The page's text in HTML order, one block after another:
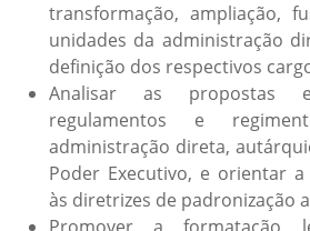
transformação, ampliação,
unidades da administração
definição dos respectivos
Analisar as propostas
regulamentos e
administração direta,
Poder Executivo, e orientar
às diretrizes de padronização